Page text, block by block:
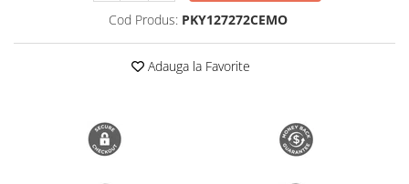
Trimmere si Fierastrae
Uscătoare de Păr
Cod Produs: PKY127272CEMO
Adauga la Favorite